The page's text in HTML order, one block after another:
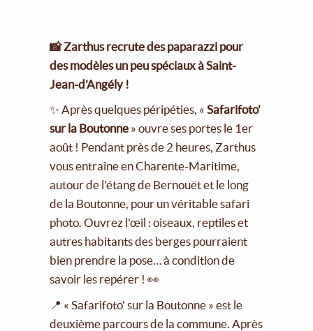
📸 Zarthus recrute des paparazzi pour
des modèles un peu spéciaux à Saint-
Jean-d'Angély !
✨ Après quelques péripéties, «Safarifoto'
sur la Boutonne » ouvre ses portes le 1er
août ! Pendant près de 2 heures, Zarthus
vous entraîne en Charente-Maritime,
autour de l'étang de Bernouët et le long
de la Boutonne, pour un véritable safari
photo. Ouvrez l'œil : oiseaux, reptiles et
autres habitants des berges pourraient
bien prendre la pose… à condition de
savoir les repérer ! 👀
📍 « Safarifoto' sur la Boutonne » est le
deuxième parcours de la commune. Après